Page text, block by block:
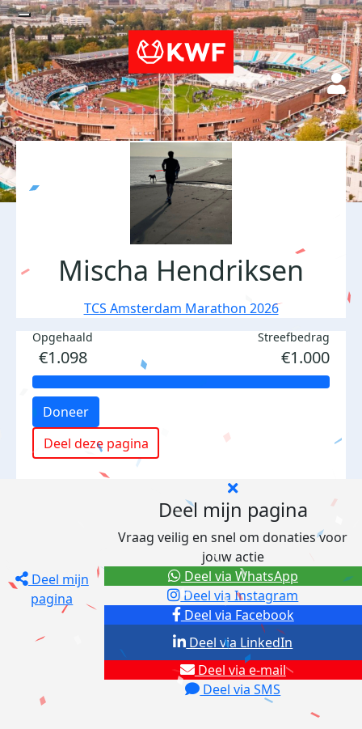
Mischa Hendriksen
TCS Amsterdam Marathon 2026
Opgehaald
€1.098
Streefbedrag
€1.000
Doneer
Deel deze pagina
Deel mijn
pagina
Deel mijn pagina
Vraag veilig en snel om donaties voor
jouw actie
Deel via Facebook
Deel via Instagram
Deel via e-mail
Deel via SMS
Deel via LinkedIn
Deel via WhatsApp